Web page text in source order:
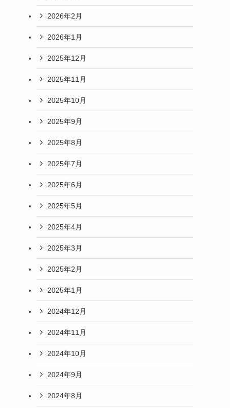
2026年2月
2026年1月
2025年12月
2025年11月
2025年10月
2025年9月
2025年8月
2025年7月
2025年6月
2025年5月
2025年4月
2025年3月
2025年2月
2025年1月
2024年12月
2024年11月
2024年10月
2024年9月
2024年8月